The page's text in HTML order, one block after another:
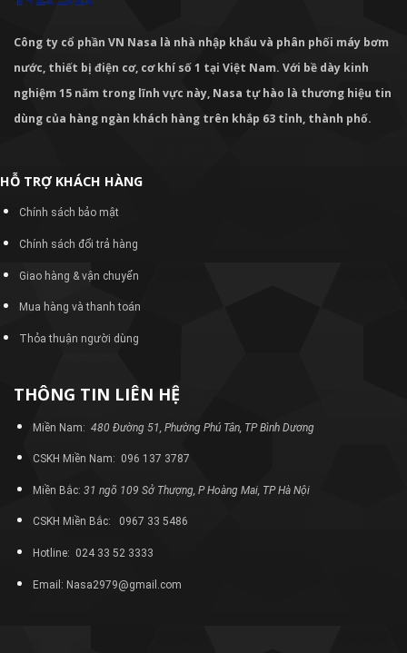
Công ty cổ phần VN Nasa là nhà nhập khẩu và phân phối máy bơm
nước, thiết bị điện cơ, cơ khí số 1 tại Việt Nam. Với bề dày kinh
nghiệm 15 năm trong lĩnh vực này, Nasa tự hào là thương hiệu tin
dùng của hàng ngàn khách hàng trên khắp 63 tỉnh, thành phố.
HỖ TRỢ KHÁCH HÀNG
Chính sách bảo mật
Chính sách đổi trả hàng
Giao hàng & vận chuyển
Mua hàng và thanh toán
Thỏa thuận người dùng
THÔNG TIN LIÊN HỆ
Miền Nam: 480 Đường 51, Phường Phú Tân, TP Bình Dương
CSKH Miền Nam: 096 137 3787
Miền Bắc: 31 ngõ 109 Sở Thượng, P Hoàng Mai, TP Hà Nội
CSKH Miền Bắc: 0967 33 5486
Hotline: 024 33 52 3333
Email: Nasa2979@gmail.com